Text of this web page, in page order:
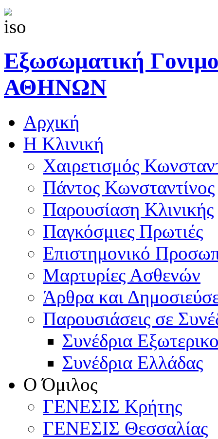
Εξωσωματική
ΑΘΗΝΩΝ
Αρχική
Η Κλινική
Χαιρετισμός
Πάντος Κωνσταντίνος
Παρουσίαση Κλινικής
Παγκόσμιες Πρωτιές
Επιστημονικό
Μαρτυρίες Ασθενών
Άρθρα και
Παρουσιάσεις σε
Συνέδρια
Συνέδρια Ελλάδας
Ο Όμιλος
ΓΕΝΕΣΙΣ Κρήτης
ΓΕΝΕΣΙΣ Θεσσαλίας